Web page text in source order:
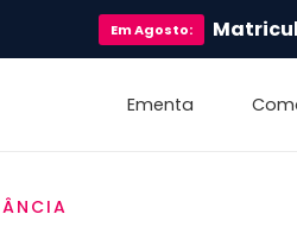
EmAgosto:
Ementa